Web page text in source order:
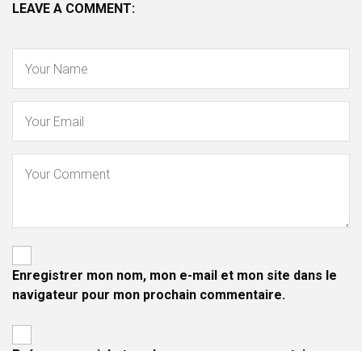
LEAVE A COMMENT:
Enregistrer mon nom, mon e-mail et mon site dans le
navigateur pour mon prochain commentaire.